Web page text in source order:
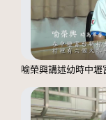
喻榮興講述幼時中